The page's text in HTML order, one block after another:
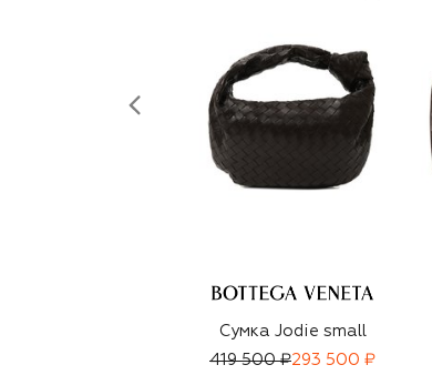
Сумка Jodie small
419 500 ₽293 500 ₽